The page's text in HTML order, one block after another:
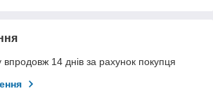
14 днів за рахунок покупця